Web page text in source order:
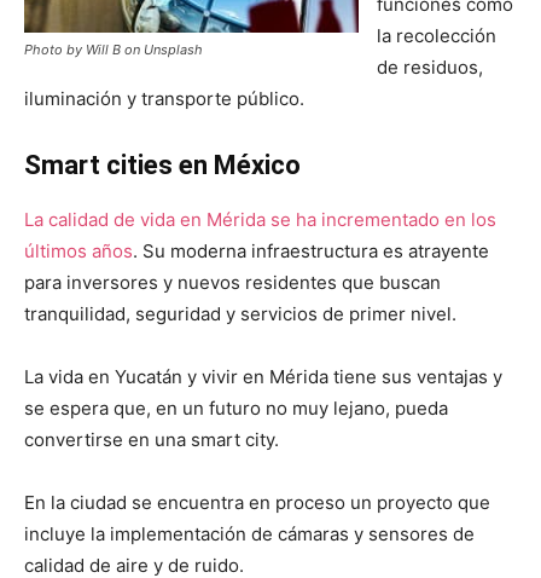
Photo by Will B on Unsplash
la recolección
de residuos,
iluminación y transporte público.
Smart cities en México
La calidad de vida en Mérida se ha incrementado en los
últimos años. Su moderna infraestructura es atrayente
para inversores y nuevos residentes que buscan
tranquilidad, seguridad y servicios de primer nivel.
La vida en Yucatán y vivir en Mérida tiene sus ventajas y
se espera que, en un futuro no muy lejano, pueda
convertirse en una smart city.
En la ciudad se encuentra en proceso un proyecto que
incluye la implementación de cámaras y sensores de
calidad de aire y de ruido.